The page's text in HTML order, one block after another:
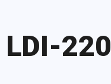
LDI-220